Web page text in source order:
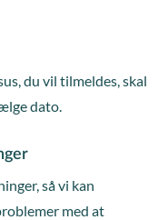
du vil tilmeldes, skal
dato.
så vi kan
med at